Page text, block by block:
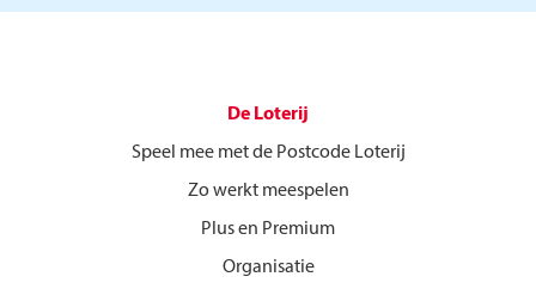
De Loterij
Speel mee met de Postcode Loterij
Zo werkt meespelen
Plus en Premium
Organisatie